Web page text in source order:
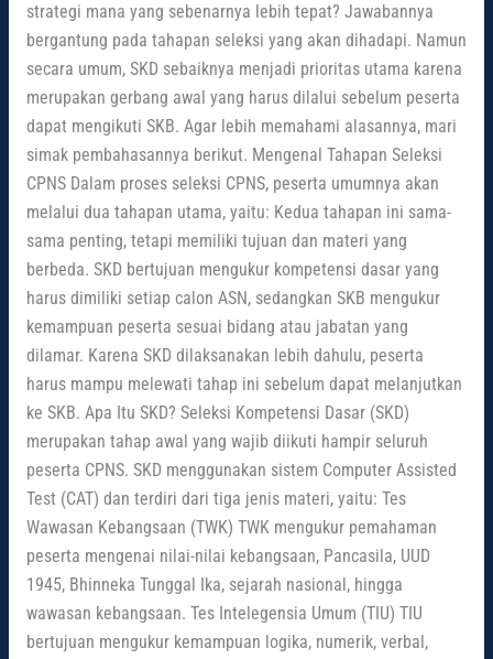
strategi mana yang sebenarnya lebih tepat? Jawabannya
bergantung pada tahapan seleksi yang akan dihadapi. Namun
secara umum, SKD sebaiknya menjadi prioritas utama karena
merupakan gerbang awal yang harus dilalui sebelum peserta
dapat mengikuti SKB. Agar lebih memahami alasannya, mari
simak pembahasannya berikut. Mengenal Tahapan Seleksi
CPNS Dalam proses seleksi CPNS, peserta umumnya akan
melalui dua tahapan utama, yaitu: Kedua tahapan ini sama-
sama penting, tetapi memiliki tujuan dan materi yang
berbeda. SKD bertujuan mengukur kompetensi dasar yang
harus dimiliki setiap calon ASN, sedangkan SKB mengukur
kemampuan peserta sesuai bidang atau jabatan yang
dilamar. Karena SKD dilaksanakan lebih dahulu, peserta
harus mampu melewati tahap ini sebelum dapat melanjutkan
ke SKB. Apa Itu SKD? Seleksi Kompetensi Dasar (SKD)
merupakan tahap awal yang wajib diikuti hampir seluruh
peserta CPNS. SKD menggunakan sistem Computer Assisted
Test (CAT) dan terdiri dari tiga jenis materi, yaitu: Tes
Wawasan Kebangsaan (TWK) TWK mengukur pemahaman
peserta mengenai nilai-nilai kebangsaan, Pancasila, UUD
1945, Bhinneka Tunggal Ika, sejarah nasional, hingga
wawasan kebangsaan. Tes Intelegensia Umum (TIU) TIU
bertujuan mengukur kemampuan logika, numerik, verbal,